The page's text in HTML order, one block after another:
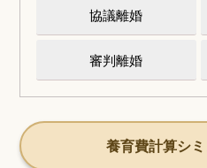
協議離婚
審判離婚
養育費計算シ